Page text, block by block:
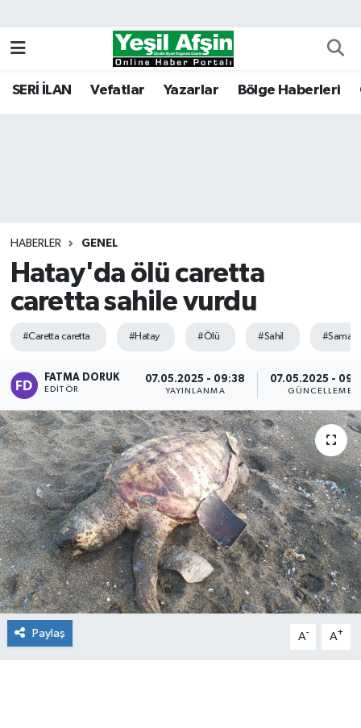
SERİ İLAN Vefatlar Yazarlar Bölge Haberleri
HABERLER GENEL
Hatay'da ölü caretta
caretta sahile vurdu
#Caretta caretta #Hatay #Ölü #Sahil
FATMA DORUK
EDITÖR
07.05.2025 - 09:38
YAYINLANMA
07.05.2025 -
GÜNCELLEME
Paylaş A- A+
Kahramanmaraş Nöbetçi Eczaneler
Tüm Manşetler
Son Dakika Haberleri